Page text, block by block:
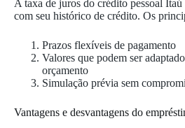
A taxa de juros do crédito pessoal
com seu histórico de crédito. Os
Prazos flexíveis de pagamento
Valores que podem ser
orçamento
Simulação prévia sem
Vantagens e desvantagens do